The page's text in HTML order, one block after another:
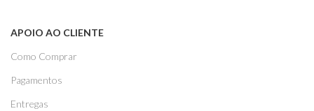
APOIO AO CLIENTE
Como Comprar
Pagamentos
Entregas